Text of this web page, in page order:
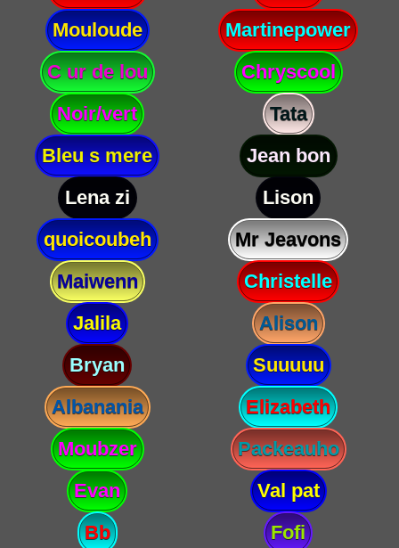
Mouloude
Martinepower
C ur de lou
Chryscool
Noir/vert
Tata
Bleu s mere
Jean bon
Lena zi
Lison
quoicoubeh
Mr Jeavons
Maiwenn
Christelle
Jalila
Alison
Bryan
Suuuuu
Albanania
Elizabeth
Moubzer
Packeauho
Evan
Val pat
Bb
Fofi